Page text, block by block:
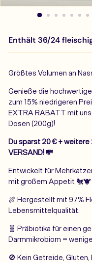
Enthält 36/24
Größtes Volumen an
Genieße die
zum 15% niedrigeren
EXTRA RABATT mit
Dosen (200g)!
Du sparst 20€+ weitere
VERSAND! 💸
Entwickelt für
mit großem Appetit 🐔🐮
🍖 Hergestellt mit 97%
Lebensmittelqualität.
🧬 Präbiotika für einen
Darmmikrobiom =
🚫 Kein Getreide,